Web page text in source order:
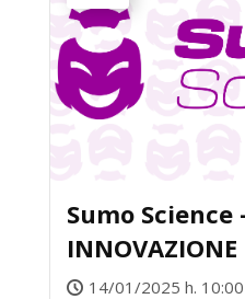
Sumo Science
INNOVAZIONE
14/01/2025 h.